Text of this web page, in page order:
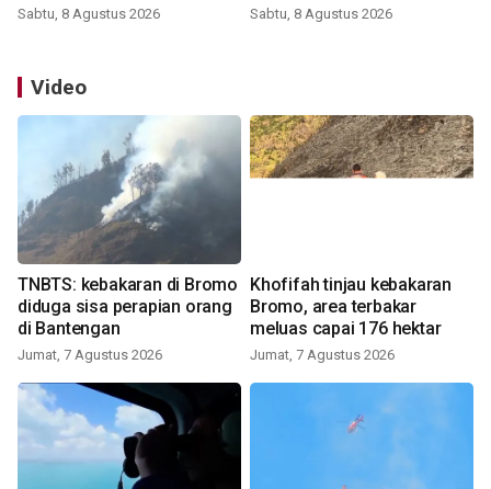
Sabtu, 8 Agustus 2026 Sabtu, 8 Agustus 2026
Video
TNBTS: kebakaran di Bromo
diduga sisa perapian orang
di Bantengan
Jumat, 7 Agustus 2026
Khofifah tinjau kebakaran
Bromo, area terbakar
meluas capai 176 hektar
Jumat, 7 Agustus 2026